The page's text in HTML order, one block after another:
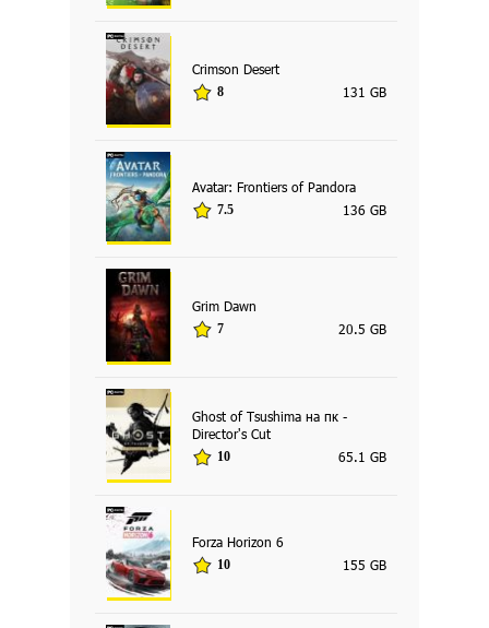
Crimson Desert
8 131 GB
Avatar: Frontiers of Pandora
7.5 136 GB
Grim Dawn
7 20.5 GB
Ghost of Tsushima на пк -
Director's Cut
10 65.1 GB
Forza Horizon 6
10 155 GB